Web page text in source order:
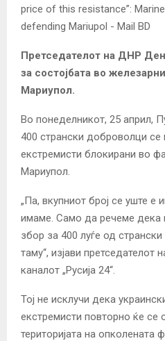
Претседателот на ДНР
за состојбата во
Мариупол.
Во понеделникот, 25 април,
400 странски доброволци се
екстремисти блокирани во
Мариупол.
„Па, вкупниот број се уште е
имаме. Само да речеме дека
збор за 400 луѓе од
таму“, изјави
каналот „Русија 24“.
Тој не исклучи дека
екстремисти повторно ќе се
територијата на опколената